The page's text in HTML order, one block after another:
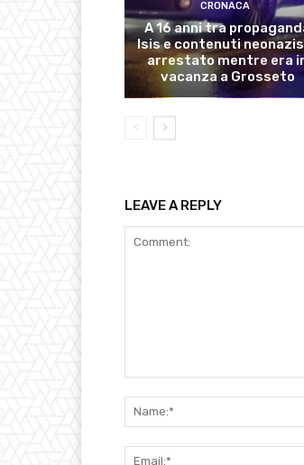
CRONACA
A 16 anni tra
Isis e contenuti
arrestato mentre era
vacanza a Grosseto
LEAVE A REPLY